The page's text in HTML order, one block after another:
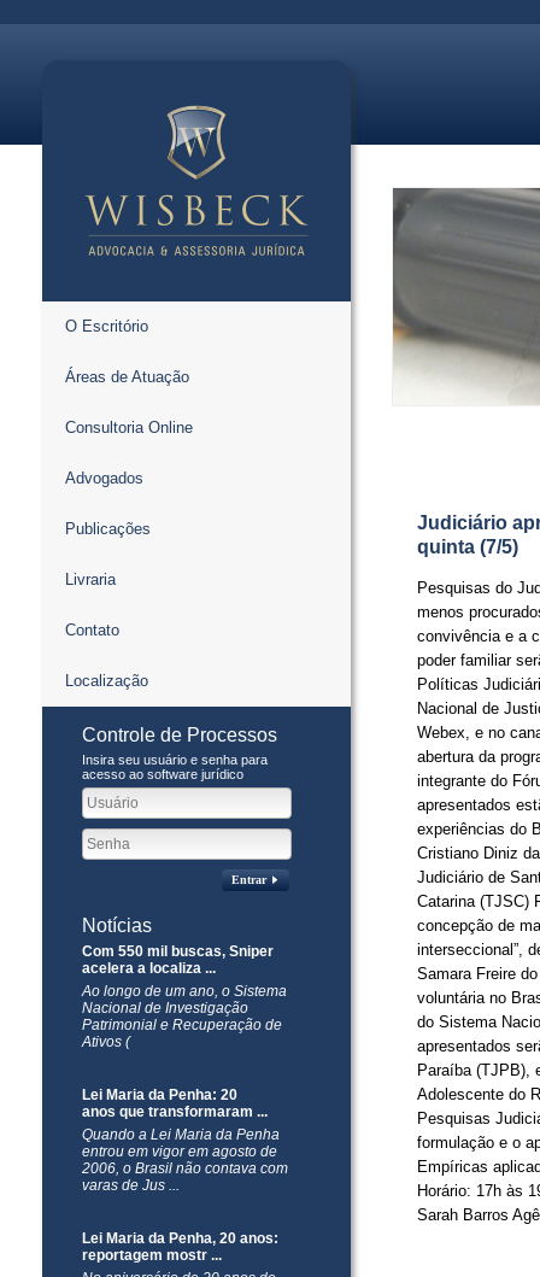
O Escritório
Áreas de Atuação
Consultoria Online
Advogados
Publicações
Livraria
Contato
Localização
Controle de Processos
Insira seu usuário e senha para
acesso ao software jurídico
Entrar
Notícias
Com 550 mil buscas, Sniper
acelera a localiza ...
Ao longo de um ano, o Sistema
Nacional de Investigação
Patrimonial e Recuperação de
Ativos (
Lei Maria da Penha: 20
anos que transformaram ...
Quando a Lei Maria da Penha
entrou em vigor em agosto de
2006, o Brasil não contava com
varas de Jus ...
Lei Maria da Penha, 20 anos:
reportagem mostr ...
Judiciário
quinta (7/5)
Pesquisas do
menos
convivência e a
poder familiar
Políticas
Nacional de
Webex, e no
abertura da
integrante do
apresentados
experiências do
Cristiano Diniz
Judiciário de
Catarina (TJSC)
concepção de
interseccional”,
Samara Freire
voluntária no
do Sistema
apresentados
Paraíba (TJPB),
Adolescente do
Pesquisas
formulação e o
Empíricas
Horário: 17h às
Sarah Barros